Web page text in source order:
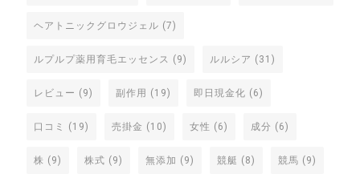
ヘアトニックグロウジェル (7)
ルプルプ薬用育毛エッセンス (9) ルルシア (31)
レビュー (9) 副作用 (19) 即日現金化 (6)
口コミ (19) 売掛金 (10) 女性 (6) 成分 (6)
株 (9) 株式 (9) 無添加 (9) 競艇 (8) 競馬 (9)